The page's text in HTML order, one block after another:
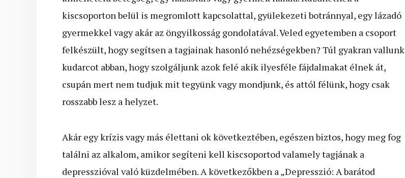
kiscsoporton belül is megromlott kapcsolattal, gyülekezeti botránnyal, egy lázadó
gyermekkel vagy akár az öngyilkosság gondolatával. Veled egyetemben a csoport
felkészült, hogy segítsen a tagjainak hasonló nehézségekben? Túl gyakran vallunk
kudarcot abban, hogy szolgáljunk azok felé akik ilyesféle fájdalmakat élnek át,
csupán mert nem tudjuk mit tegyünk vagy mondjunk, és attól félünk, hogy csak
rosszabb lesz a helyzet.
Akár egy krízis vagy más élettani ok következtében, egészen biztos, hogy meg fog
találni az alkalom, amikor segíteni kell kiscsoportod valamely tagjának a
depresszióval való küzdelmében. A következőkben a „Depresszió: A barátod